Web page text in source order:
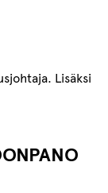
Lisäksi